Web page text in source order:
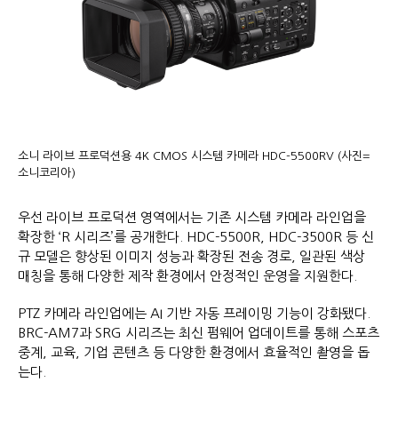
소니 라이브 프로덕션용 4K CMOS 시스템 카메라 HDC-5500RV (사진=
소니코리아)
우선 라이브 프로덕션 영역에서는 기존 시스템 카메라 라인업을
확장한 ‘R 시리즈’를 공개한다. HDC-5500R, HDC-3500R 등 신
규 모델은 향상된 이미지 성능과 확장된 전송 경로, 일관된 색상
매칭을 통해 다양한 제작 환경에서 안정적인 운영을 지원한다.
PTZ 카메라 라인업에는 AI 기반 자동 프레이밍 기능이 강화됐다.
BRC-AM7과 SRG 시리즈는 최신 펌웨어 업데이트를 통해 스포츠
중계, 교육, 기업 콘텐츠 등 다양한 환경에서 효율적인 촬영을 돕
는다.